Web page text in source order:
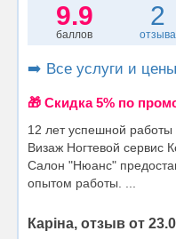
9.9
баллов
2
отзыва
➡️ Все услуги и
🎁 Cкидка 5% по
12 лет успешной
Визаж Ногтевой сервис
Салон "Нюанс"
опытом работы. ...
Каріна, отзыв от